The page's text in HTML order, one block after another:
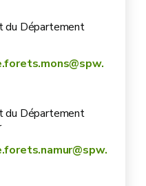
du Département
du Département